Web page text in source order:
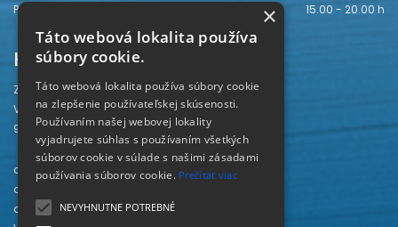
Piatok
15.00 - 20.00 h
Kontakt
Záhorská knižnica
Vajanského 28
905 01 Senica
odd. beletrie 034/654 3780
odd. odbornej literatúry 034/651 2710
odd. pre deti a mládež 034/654 6519
×
Táto webová lokalita používa
súbory cookie.
Táto webová lokalita používa súbory cookie
na zlepšenie používateľskej skúsenosti.
Používaním našej webovej lokality
vyjadrujete súhlas s používaním všetkých
súborov cookie v súlade s našimi zásadami
používania súborov cookie. Prečítať viac
NEVYHNUTNE POTREBNÉ